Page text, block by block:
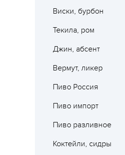
Виски, бурбон
Текила, ром
Джин, абсент
Вермут, ликер
Пиво Россия
Пиво импорт
Пиво разливное
Коктейли, сидры